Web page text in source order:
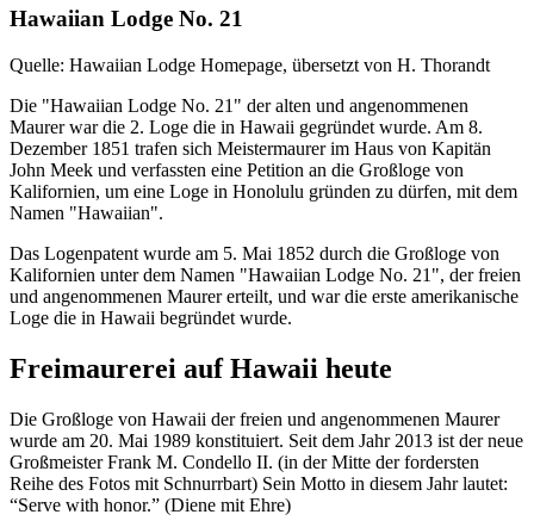
Hawaiian Lodge No. 21
Quelle: Hawaiian Lodge Homepage, übersetzt von H. Thorandt
Die "Hawaiian Lodge No. 21" der alten und angenommenen
Maurer war die 2. Loge die in Hawaii gegründet wurde. Am 8.
Dezember 1851 trafen sich Meistermaurer im Haus von Kapitän
John Meek und verfassten eine Petition an die Großloge von
Kalifornien, um eine Loge in Honolulu gründen zu dürfen, mit dem
Namen "Hawaiian".
Das Logenpatent wurde am 5. Mai 1852 durch die Großloge von
Kalifornien unter dem Namen "Hawaiian Lodge No. 21", der freien
und angenommenen Maurer erteilt, und war die erste amerikanische
Loge die in Hawaii begründet wurde.
Freimaurerei auf Hawaii heute
Die Großloge von Hawaii der freien und angenommenen Maurer
wurde am 20. Mai 1989 konstituiert. Seit dem Jahr 2013 ist der neue
Großmeister Frank M. Condello II. (in der Mitte der fordersten
Reihe des Fotos mit Schnurrbart) Sein Motto in diesem Jahr lautet:
“Serve with honor.” (Diene mit Ehre)